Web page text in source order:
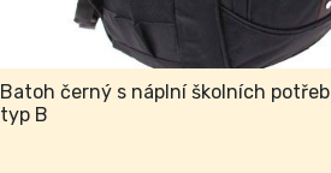
Batoh černý s náplní školních potřeb
typ B